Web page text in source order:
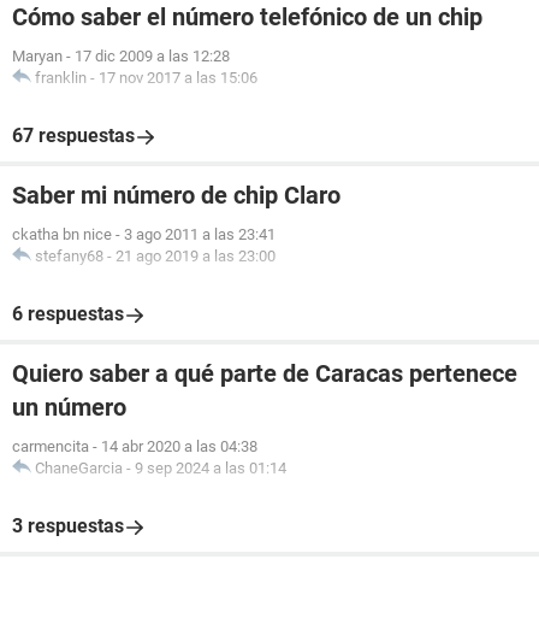
Cómo saber el número telefónico de un chip
Maryan - 17 dic 2009 a las 12:28
franklin - 17 nov 2017 a las 15:06
67 respuestas
Saber mi número de chip Claro
ckatha bn nice - 3 ago 2011 a las 23:41
stefany68 - 21 ago 2019 a las 23:00
6 respuestas
Quiero saber a qué parte de Caracas pertenece
un número
carmencita - 14 abr 2020 a las 04:38
ChaneGarcia - 9 sep 2024 a las 01:14
3 respuestas